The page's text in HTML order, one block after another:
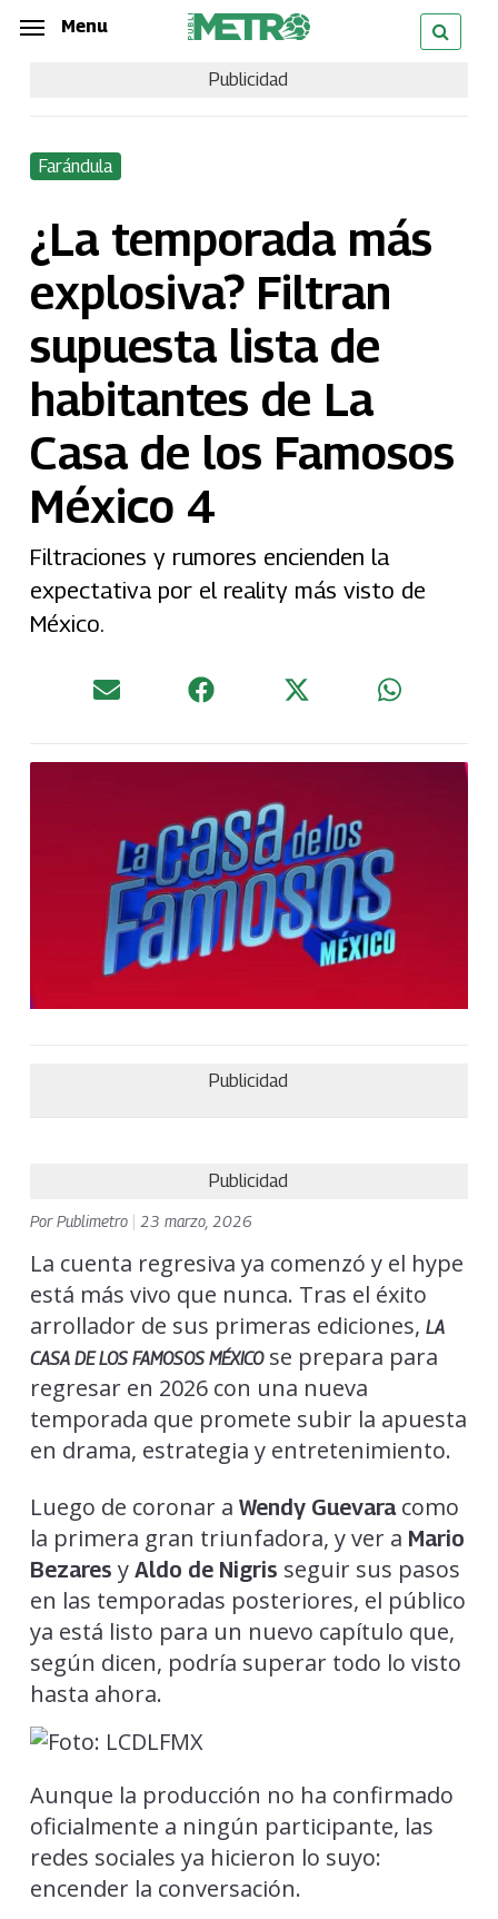
Skip
content
Menu
Publicidad
Farándula
¿La temporada más
explosiva? Filtran
supuesta lista de
habitantes de La
Casa de los Famosos
México 4
Filtraciones y rumores encienden la
expectativa por el reality más visto de
México.
Publicidad
Publicidad
PorPublimetro 23 marzo, 2026
La cuenta regresiva ya comenzó y el hype
está más vivo que nunca. Tras el éxito
arrollador de sus primeras ediciones, LA
CASA DE LOS FAMOSOS MÉXICOse prepara para
regresar en 2026 con una nueva
temporada que promete subir la apuesta
en drama, estrategia y entretenimiento.
Luego de coronar a Wendy Guevara como
la primera gran triunfadora, y ver a Mario
Bezares y Aldo de Nigris seguir sus pasos
en las temporadas posteriores, el público
ya está listo para un nuevo capítulo que,
según dicen, podría superar todo lo visto
hasta ahora.
Aunque la producción no ha confirmado
oficialmente a ningún participante, las
redes sociales ya hicieron lo suyo:
encender la conversación.
Menu